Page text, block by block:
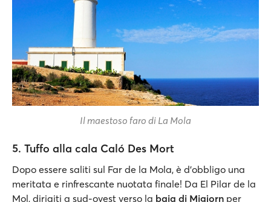
Il maestoso faro di La Mola
5. Tuffo alla cala Caló Des Mort
Dopo essere saliti sul Far de la Mola, è d’obbligo una
meritata e rinfrescante nuotata finale! Da El Pilar de la
Mol, dirigiti a sud-ovest verso la baia di Migjorn per